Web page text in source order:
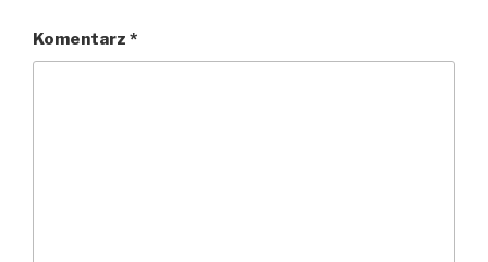
Komentarz *